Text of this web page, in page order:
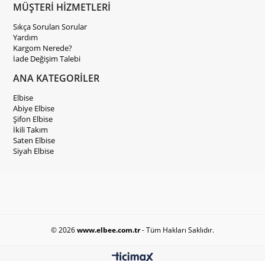
MÜŞTERİ HİZMETLERİ
Sıkça Sorulan Sorular
Yardım
Kargom Nerede?
İade Değişim Talebi
ANA KATEGORİLER
Elbise
Abiye Elbise
Şifon Elbise
İkili Takım
Saten Elbise
Siyah Elbise
© 2026www.elbee.com.tr- Tüm Hakları Saklıdır.